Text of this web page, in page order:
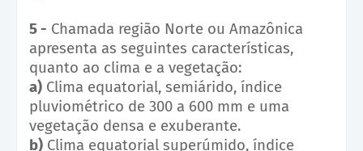
5 - Chamada região Norte ou Amazônica
apresenta as seguintes características,
quanto ao clima e a vegetação:
a) Clima equatorial, semiárido, índice
pluviométrico de 300 a 600 mm e uma
vegetação densa e exuberante.
b) Clima equatorial superúmido, índice